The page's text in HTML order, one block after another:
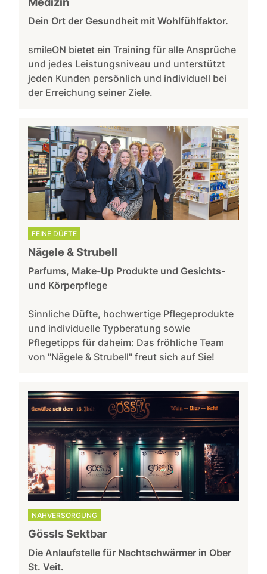
Dein Ort der Gesundheit mit Wohlfühlfaktor.
smileON bietet ein Training für alle Ansprüche
und jedes Leistungsniveau und unterstützt
jeden Kunden persönlich und individuell bei
der Erreichung seiner Ziele.
FEINE DÜFTE
Nägele & Strubell
Parfums, Make-Up Produkte und Gesichts-
und Körperpflege
Sinnliche Düfte, hochwertige Pflegeprodukte
und individuelle Typberatung sowie
Pflegetipps für daheim: Das fröhliche Team
von "Nägele & Strubell" freut sich auf Sie!
NAHVERSORGUNG
Gössls Sektbar
Die Anlaufstelle für Nachtschwärmer in Ober
St. Veit.